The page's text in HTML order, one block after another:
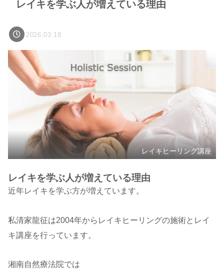
レイキを学ぶ人が増えている理由
2026.03.18
レイキヒーリング講座
レイキを学ぶ人が増えている理由
近年レイキを学ぶ方が増えています。
私清家龍征は2004年からレイキヒーリングの施術とレイ
キ講座を行っています。
湘南自然療法院では